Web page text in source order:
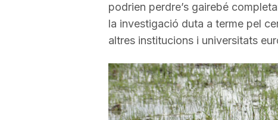
T
r
podrien perdre’s gairebé
la investigació duta a terme pel
altres institucions i universitats